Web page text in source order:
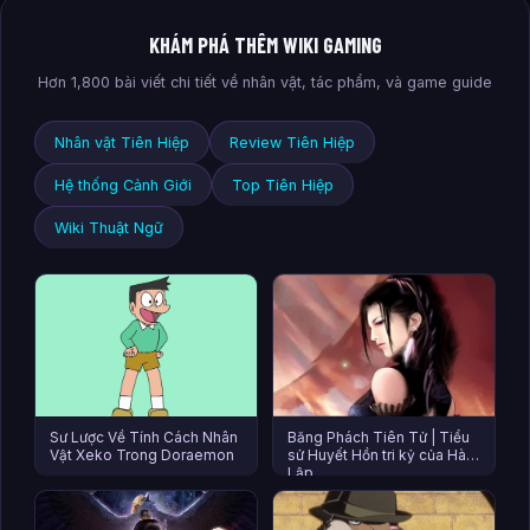
KHÁM PHÁ THÊM WIKI GAMING
Hơn 1,800 bài viết chi tiết về nhân vật, tác phẩm, và game guide
Nhân vật Tiên Hiệp Review Tiên Hiệp
Hệ thống Cảnh Giới Top Tiên Hiệp
Wiki Thuật Ngữ
Sư Lược Về Tính Cách Nhân
Vật Xeko Trong Doraemon
Băng Phách Tiên Tử | Tiểu
sử Huyết Hồn tri kỷ của Hàn
Lập